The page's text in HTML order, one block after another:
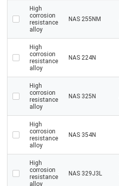
High
corrosion
resistance
alloy
NAS 255NM
High
corrosion
resistance
alloy
NAS 224N
High
corrosion
resistance
alloy
NAS 325N
High
corrosion
resistance
alloy
NAS 354N
High
corrosion
resistance
alloy
NAS 329J3L